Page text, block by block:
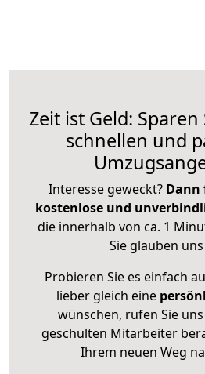
Zeit ist Geld:
schnellen und
Interesse geweckt? Dann
kostenlose und
die innerhalb von ca. 1
Sie glauben
Probieren Sie es einfach
lieber gleich eine
wünschen, rufen Sie
geschulten Mitarbeiter
Ihrem neuen Weg